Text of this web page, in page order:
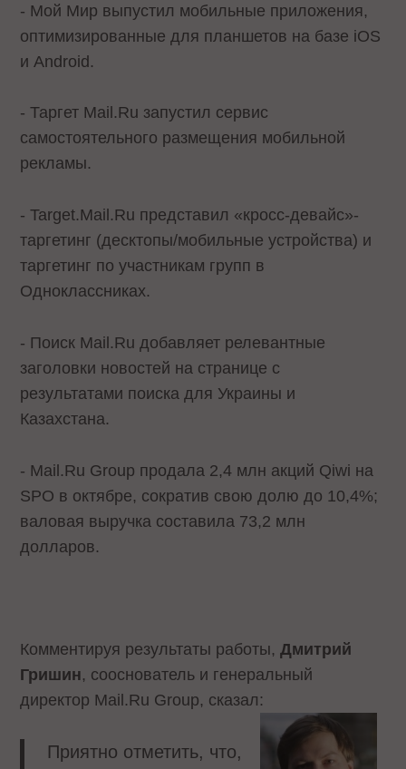
- Мой Мир выпустил мобильные приложения,
оптимизированные для планшетов на базе iOS
и Android.
- Таргет Mail.Ru запустил сервис
самостоятельного размещения мобильной
рекламы.
- Target.Mail.Ru представил «кросс-девайс»-
таргетинг (десктопы/мобильные устройства) и
таргетинг по участникам групп в
Одноклассниках.
- Поиск Mail.Ru добавляет релевантные
заголовки новостей на странице с
результатами поиска для Украины и
Казахстана.
- Mail.Ru Group продала 2,4 млн акций Qiwi на
SPO в октябре, сократив свою долю до 10,4%;
валовая выручка составила 73,2 млн
долларов.
Комментируя результаты работы,Дмитрий
Гришин, сооснователь и генеральный
директор Mail.Ru Group, сказал:
Приятно отметить, что,